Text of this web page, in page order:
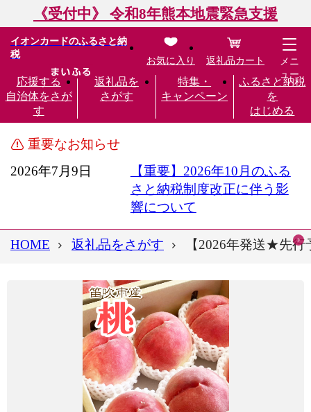
《受付中》 令和8年熊本地震緊急支援
イオンカードのふるさと納
税
応援する
自治体をさが
す
返礼品を
さがす
特集・
キャンペーン
ふるさと納税
を
はじめる
お気に入り 返礼品カート
メニ
ュー
重要なお知らせ
2026年7月9日
【重要】2026年10月のふる
さと納税制度改正に伴う影
響について
HOME 返礼品をさがす 【2026年発送★先